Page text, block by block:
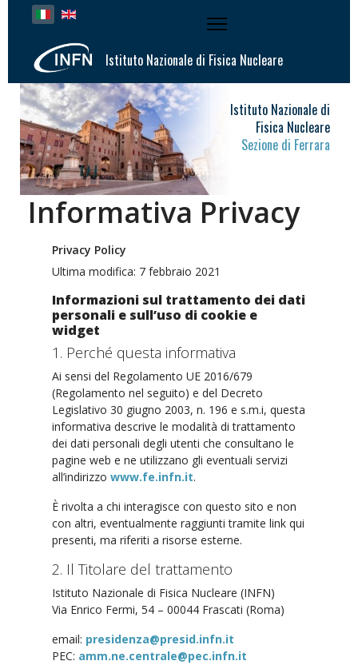
Seleziona la tua lingua
Istituto Nazionale di Fisica Nucleare
Istituto Nazionale di
Fisica Nucleare
Sezione di Ferrara
Informativa Privacy
Privacy Policy
Ultima modifica: 7 febbraio 2021
Informazioni sul trattamento dei dati
personali e sull’uso di cookie e
widget
1. Perché questa informativa
Ai sensi del Regolamento UE 2016/679
(Regolamento nel seguito) e del Decreto
Legislativo 30 giugno 2003, n. 196 e s.m.i, questa
informativa descrive le modalità di trattamento
dei dati personali degli utenti che consultano le
pagine web e ne utilizzano gli eventuali servizi
all’indirizzo www.fe.infn.it.
È rivolta a chi interagisce con questo sito e non
con altri, eventualmente raggiunti tramite link qui
presenti, ma riferiti a risorse esterne.
2. Il Titolare del trattamento
Istituto Nazionale di Fisica Nucleare (INFN)
Via Enrico Fermi, 54 – 00044 Frascati (Roma)
email: presidenza@presid.infn.it
PEC: amm.ne.centrale@pec.infn.it